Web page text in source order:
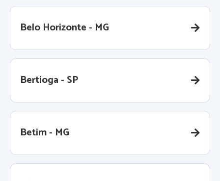
Belo Horizonte - MG
Bertioga - SP
Betim - MG